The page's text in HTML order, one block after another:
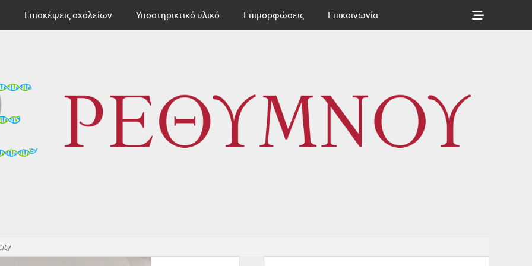
Επισκέψεις σχολείων Υποστηρικτικό υλικό Επιμορφώσεις Επικοινωνία
Show
Header